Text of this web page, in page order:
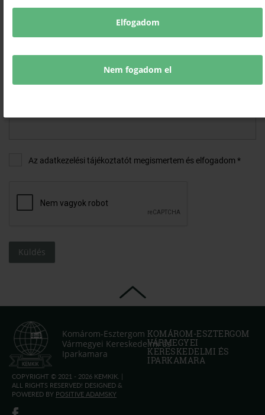
Elfogadom
Nem fogadom el
TELEFONSZÁM
Az adatkezelési tájékoztatót megismertem és elfogadom *
Küldés
Komárom-Esztergom
Vármegyei Kereskedelmi és
Iparkamara
COPYRIGHT © 2021 - 2026 KEMKIK. |
ALL RIGHTS RESERVED! DESIGNED &
POWERED BY POSITIVE ADAMSKY
KOMÁROM-ESZTERGOM
VÁRMEGYEI
KERESKEDELMI ÉS
IPARKAMARA